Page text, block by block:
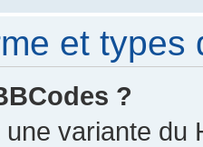
et types
?
variante du